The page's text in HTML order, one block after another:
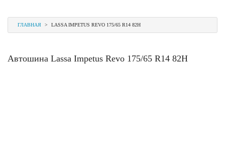
ГЛАВНАЯ > LASSA IMPETUS REVO 175/65 R14 82H
Автошина Lassa Impetus Revo 175/65 R14 82H